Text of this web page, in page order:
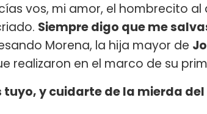
vos, mi amor, el hombrecito
Siempre digo que me
Morena, la hija mayor de
realizaron en el marco de su
tuyo, y cuidarte de la mierda